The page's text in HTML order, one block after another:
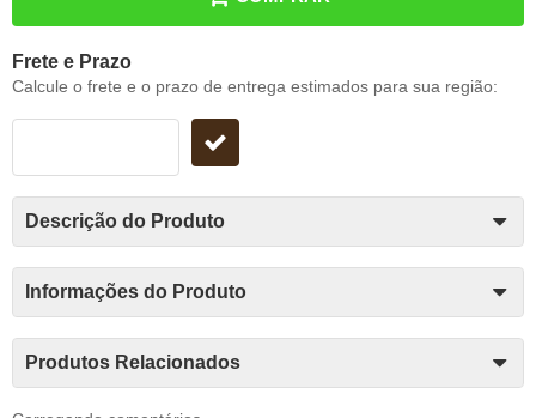
Frete e Prazo
Calcule o frete e o prazo de entrega estimados para sua região:
Descrição do Produto
Informações do Produto
Produtos Relacionados